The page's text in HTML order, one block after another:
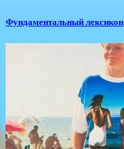
Фундаментальный лексикон